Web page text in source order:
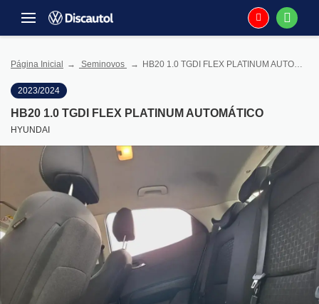
Página Inicial Seminovos HB20 1.0 TGDI FLEX PLATINUM AUTOMÁTICO
2023/2024
HB20 1.0 TGDI FLEX PLATINUM AUTOMÁTICO
HYUNDAI